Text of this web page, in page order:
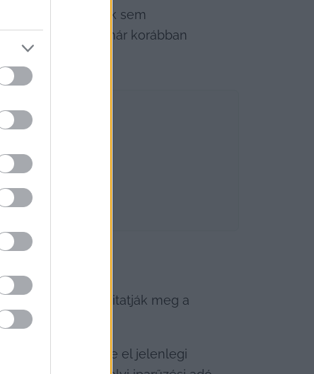
bevételek sem
adóból (HIPA), már korábban
szinten vitatják meg a
érte el jelenlegi